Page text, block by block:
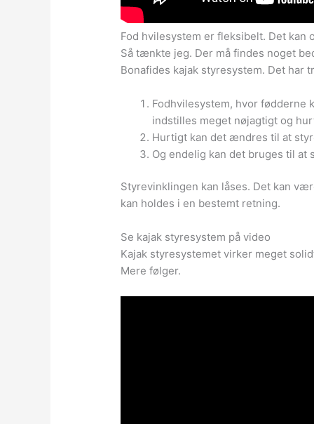
Fod hvilesystem er fleksibelt. Det kan
Så tænkte jeg. Der må findes noget
Bonafides kajak styresystem. Det har
Fodhvilesystem, hvor fødderne
indstilles meget nøjagtigt og
Hurtigt kan det ændres til at
Og endelig kan det bruges til at
Styrevinklingen kan låses. Det kan
kan holdes i en bestemt retning.
Se kajak styresystem på video
Kajak styresystemet virker meget
Mere følger.